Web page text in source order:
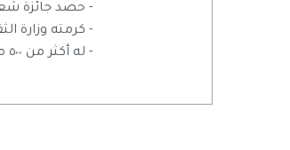
- حصد جائزة شعر
- كرمته وزارة
- له أكثر من ٥٠٠ مقالة منشورة بصحف ومواقع معتبرة